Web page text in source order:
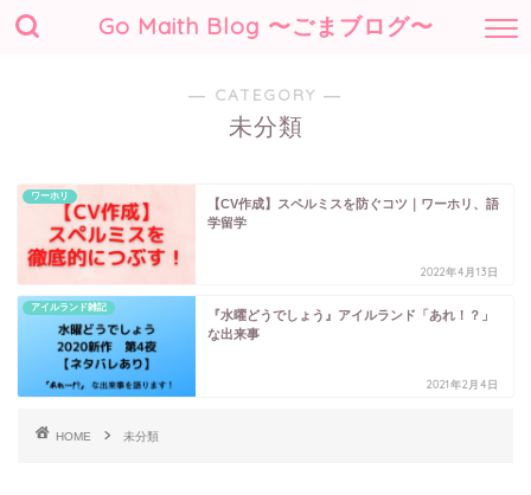
Go Maith Blog 〜ごまブログ〜
― CATEGORY ―
未分類
ワーホリ
【CV作成】スペルミスを防ぐコツ｜ワーホリ、語
学留学
2022年4月13日
アイルランド雑記
『水曜どうでしょう』アイルランド「あれ！？」
な出来事
2021年2月4日
HOME 未分類